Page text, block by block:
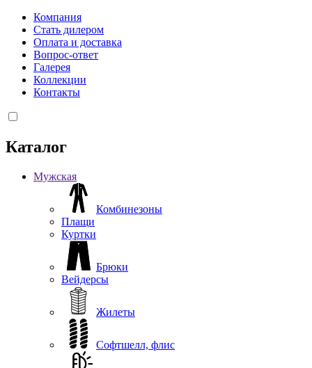
Компания
Стать дилером
Оплата и доставка
Вопрос-ответ
Галерея
Коллекции
Контакты
Каталог
Мужская
Комбинезоны
Плащи
Куртки
Брюки
Вейдерсы
Жилеты
Софтшелл, флис